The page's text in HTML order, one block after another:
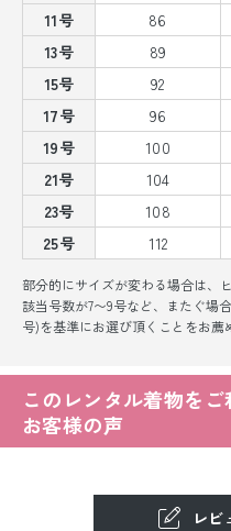
11号
86
13号
89
15号
92
17号
96
19号
100
21号
104
23号
108
25号
112
部分的にサイズが変わる場合は、
該当号数が7〜9号など、またぐ場
号)を基準にお選び頂くことをお薦
このレンタル着物を
お客様の声
レビ